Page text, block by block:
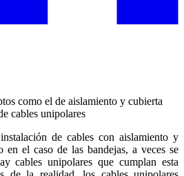
como el de aislamiento y cubierta
cables unipolares
de cables con aislamiento y
en el caso de las bandejas, a veces se
cables unipolares que cumplan esta